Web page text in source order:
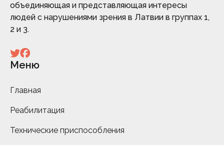
объединяющая и представляющая интересы
людей с нарушениями зрения в Латвии в группах 1,
2 и 3.
Меню
Главная
Реабилитация
Технические приспособления